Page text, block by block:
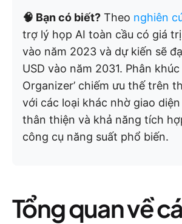
🧠 Bạn có biết? Theo nghiên
trợ lý họp AI toàn cầu có giá trị
vào năm 2023 và dự kiến sẽ
USD vào năm 2031. Phân khúc
Organizer’ chiếm ưu thế trên
với các loại khác nhờ giao
thân thiện và khả năng tích
công cụ năng suất phổ biến.
Tổng quan về